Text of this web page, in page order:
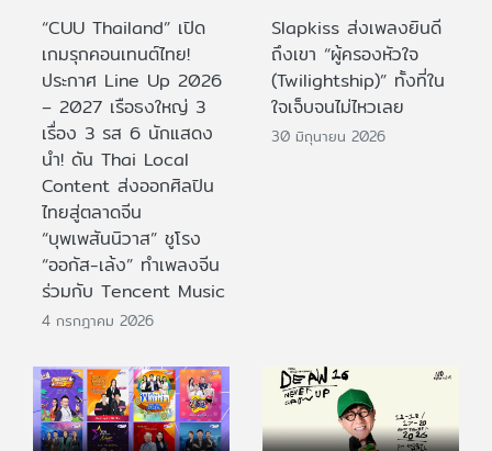
“CUU Thailand” เปิด
เกมรุกคอนเทนต์ไทย!
ประกาศ Line Up 2026
– 2027 เรือธงใหญ่ 3
เรื่อง 3 รส 6 นักแสดง
นำ! ดัน Thai Local
Content ส่งออกศิลปิน
ไทยสู่ตลาดจีน
“บุพเพสันนิวาส” ชูโรง
“ออกัส-เล้ง” ทำเพลงจีน
ร่วมกับ Tencent Music
4 กรกฎาคม 2026
Slapkiss ส่งเพลงยินดี
ถึงเขา “ผู้ครองหัวใจ
(Twilightship)” ทั้งที่ใน
ใจเจ็บจนไม่ไหวเลย
30 มิถุนายน 2026